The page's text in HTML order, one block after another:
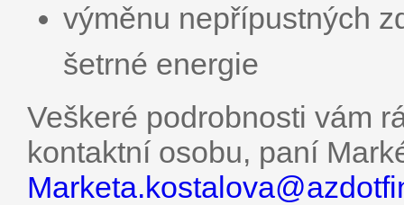
výměnu nepřípustných
šetrné energie
Veškeré podrobnosti vám
kontaktní osobu, paní
Marketa.kostalova@